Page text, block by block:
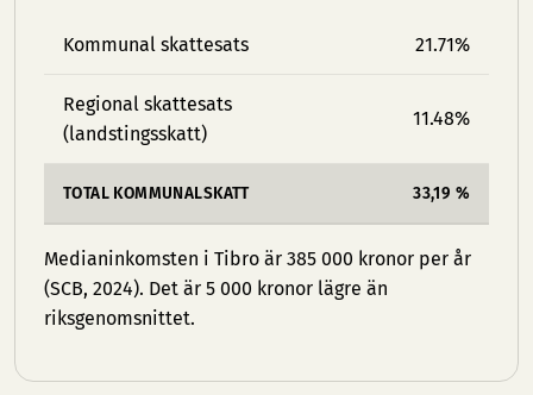
Kommunal skattesats 21.71%
Regional skattesats
(landstingsskatt)
11.48%
TOTAL KOMMUNALSKATT 33,19 %
Medianinkomsten i Tibro är 385 000 kronor per år
(SCB, 2024). Det är 5 000 kronor lägre än
riksgenomsnittet.